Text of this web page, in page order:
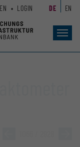
LOGIN DE EN